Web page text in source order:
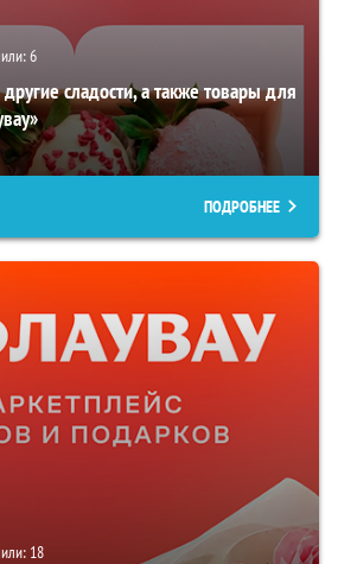
6
сладости, а также товары для
ПОДРОБНЕЕ
18